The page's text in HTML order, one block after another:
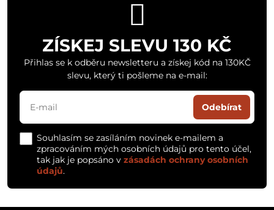
ZÍSKEJ SLEVU 130 KČ
Přihlas se k odběru newsletteru a získej kód na 130KČ
slevu, který ti pošleme na e-mail:
Odebírat
Souhlasím se zasíláním novinek e-mailem a
zpracováním mých osobních údajů pro tento účel,
tak jak je popsáno v zásadách ochrany osobních
údajů.